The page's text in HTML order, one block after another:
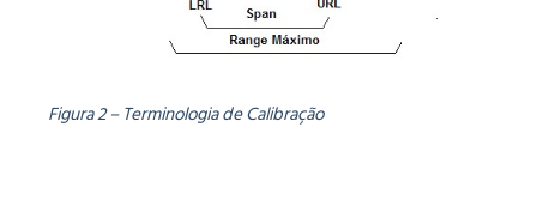
Figura 2 – Terminologia de Calibração